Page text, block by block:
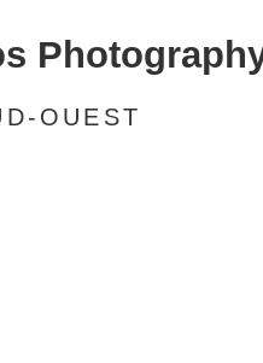
OUEST